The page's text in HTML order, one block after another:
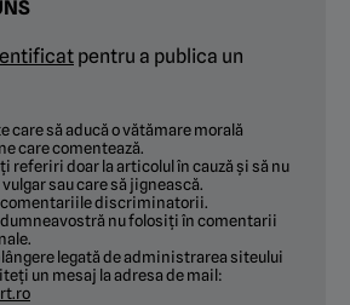
pentru a publica un
care să aducă o vătămare morală
care comentează.
referiri doar la articolul în cauză și să nu
sau care să jignească.
comentariile discriminatorii.
nu folosiți în comentarii
legată de administrarea siteului
un mesaj la adresa de mail: